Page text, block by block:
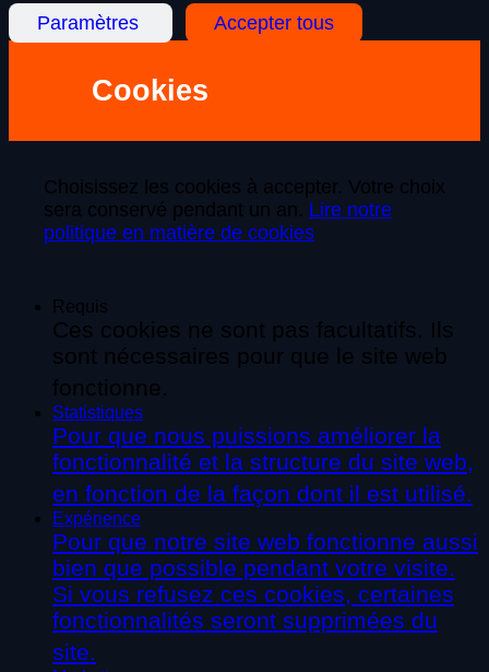
Paramètres Accepter tous
Cookies
Choisissez les cookies à accepter. Votre choix
sera conservé pendant un an. Lire notre
politique en matière de cookies
Requis
Ces cookies ne sont pas facultatifs. Ils
sont nécessaires pour que le site web
fonctionne.
Statistiques
Pour que nous puissions améliorer la
fonctionnalité et la structure du site web,
en fonction de la façon dont il est utilisé.
Expérience
Pour que notre site web fonctionne aussi
bien que possible pendant votre visite.
Si vous refusez ces cookies, certaines
fonctionnalités seront supprimées du
site.